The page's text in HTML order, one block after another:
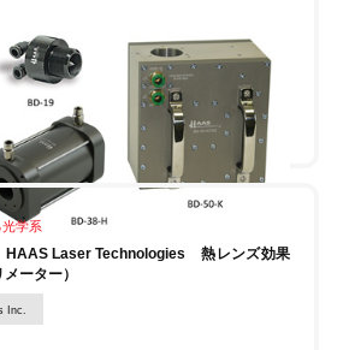
学系
Laser Technologies 熱レンズ効果
ーター）
Inc.